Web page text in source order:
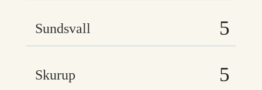
Sundsvall
Skurup